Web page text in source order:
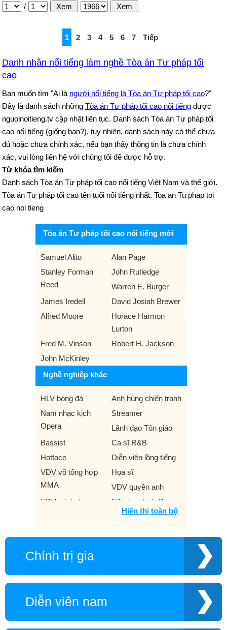
/
1 2 3 4 5 6 7 Tiếp
Danh nhân nổi tiếng làm nghề Tòa án Tư pháp tối
cao
Bạn muốn tìm "Ai là người nổi tiếng là Tòa án Tư pháp tối cao?"
Đây là danh sách những Tòa án Tư pháp tối cao nổi tiếng được
nguoinoitieng.tv cập nhật liên tục. Danh sách Tòa án Tư pháp tối
cao nổi tiếng (giống bạn?), tuy nhiên, danh sách này có thể chưa
đủ hoặc chưa chính xác, nếu bạn thấy thông tin là chưa chính
xác, vui lòng liên hệ với chúng tôi để được hỗ trợ.
Từ khóa tìm kiếm
Danh sách Tòa án Tư pháp tối cao nổi tiếng Việt Nam và thế giới.
Tòa án Tư pháp tối cao tên tuổi nổi tiếng nhất. Toa an Tu phap toi
cao noi tieng
Tòa án Tư pháp tối cao nổi tiếng mới
Samuel Alito
Alan Page
Stanley Forman
Reed
John Rutledge
Warren E. Burger
James Iredell
David Josiah Brewer
Alfred Moore
Horace Harmon
Lurton
Fred M. Vinson
Robert H. Jackson
John McKinley
Nghề nghiệp khác
HLV bóng đá
Anh hùng chiến tranh
Nam nhạc kịch
Opera
Streamer
Lãnh đạo Tôn giáo
Bassist
Ca sĩ R&B
Hotface
Diễn viên lồng tiếng
VĐV võ tổng hợp
MMA
Họa sĩ
VĐV quyền anh
VĐV cricket
Nữ nhạc kịch Opera
VĐV bóng bầu dục
VĐV đua xe hơi
Nghệ sĩ trống
Sao Vine
Sao Instagram
Nhà khoa học
Nghệ sĩ dance
Hiển thị toàn bộ
Chính trị gia
Diễn viên nam